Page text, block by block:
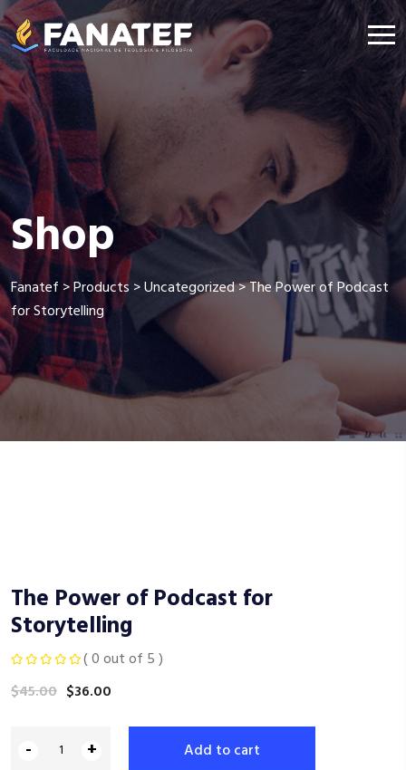
Shop
Fanatef >Products>Uncategorized>The Power of Podcast
for Storytelling
The Power of Podcast for
Storytelling
( 0 out of 5 )
$45.00 $36.00
- + Add to cart